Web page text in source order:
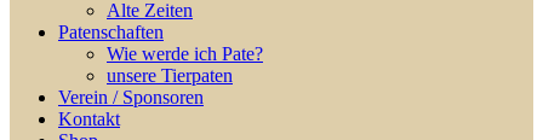
Alte Zeiten
Patenschaften
Wie werde ich Pate?
unsere Tierpaten
Verein / Sponsoren
Kontakt